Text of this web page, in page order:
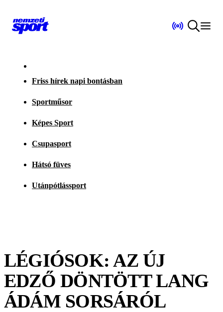
Friss hírek napi bontásban
Sportműsor
Képes Sport
Csupasport
Hátsó füves
Utánpótlássport
LÉGIÓSOK: AZ ÚJ
EDZŐ DÖNTÖTT LANG
ÁDÁM SORSÁRÓL